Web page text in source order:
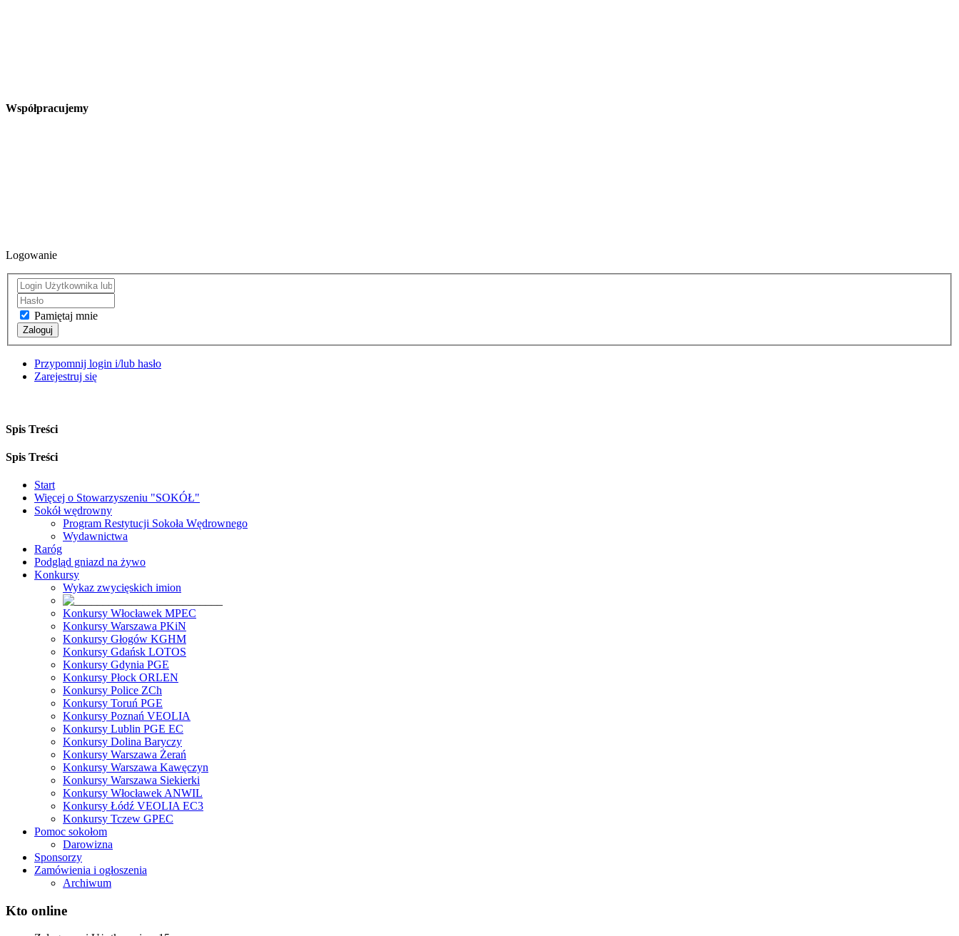
Współpracujemy
Logowanie
Pamiętaj mnie
Zaloguj
Przypomnij login i/lub hasło
Zarejestruj się
Spis Treści
Spis Treści
Start
Więcej o Stowarzyszeniu "SOKÓŁ"
Sokół wędrowny
Program Restytucji Sokoła Wędrownego
Wydawnictwa
Raróg
Podgląd gniazd na żywo
Konkursy
Wykaz zwycięskich imion
Konkursy Włocławek MPEC
Konkursy Warszawa PKiN
Konkursy Głogów KGHM
Konkursy Gdańsk LOTOS
Konkursy Gdynia PGE
Konkursy Płock ORLEN
Konkursy Police ZCh
Konkursy Toruń PGE
Konkursy Poznań VEOLIA
Konkursy Lublin PGE EC
Konkursy Dolina Baryczy
Konkursy Warszawa Żerań
Konkursy Warszawa Kawęczyn
Konkursy Warszawa Siekierki
Konkursy Włocławek ANWIL
Konkursy Łódź VEOLIA EC3
Konkursy Tczew GPEC
Pomoc sokołom
Darowizna
Sponsorzy
Zamówienia i ogłoszenia
Archiwum
Kto online